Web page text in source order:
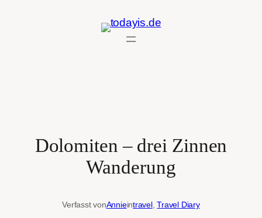
Dolomiten – drei Zinnen
Wanderung
Verfasst vonAnnieintravel, Travel Diary